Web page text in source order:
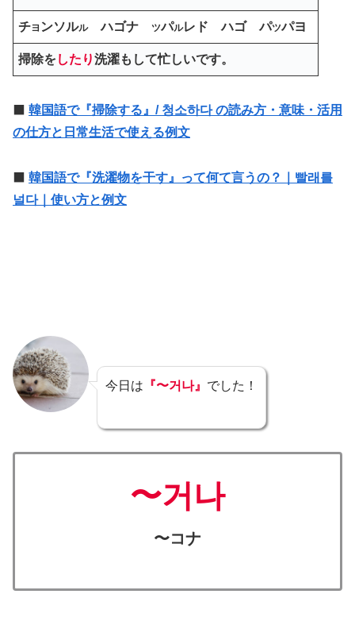
チヨ ンソルルハゴナツパルレド ハゴ パツパヨ
掃除を したり洗濯もして忙しいです。
韓国語で『掃除する』/ 청소하다 の読み方・意味・活用
の仕方と日常生活で使える例文
韓国語で『洗濯物を干す』って何て言うの？｜빨래를
널다｜使い方と例文
今日は 『〜거나』 でした！
〜거나
〜コナ